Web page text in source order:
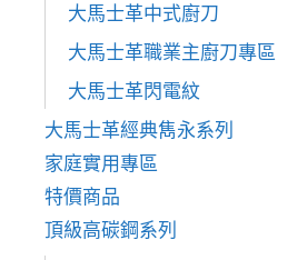
大馬士革中式廚刀
大馬士革職業主廚刀專區
大馬士革閃電紋
大馬士革經典雋永系列
家庭實用專區
特價商品
頂級高碳鋼系列